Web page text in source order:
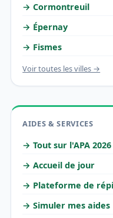
→ Cormontreuil
→ Épernay
→ Fismes
Voir toutes les villes →
AIDES & SERVICES
→ Tout sur l'APA 2026
→ Accueil de jour
→ Plateforme de
→ Simuler mes aides